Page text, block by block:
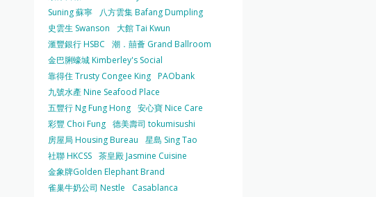
Suning 蘇寧
八方雲集 Bafang Dumpling
史雲生 Swanson
大館 Tai Kwun
滙豐銀行 HSBC
潮．囍薈 Grand Ballroom
金巴脷蠔城 Kimberley's Social
靠得住 Trusty Congee King PAObank
九號水產 Nine Seafood Place
五豐行 Ng Fung Hong 安心寶 Nice Care
彩豐 Choi Fung 德美壽司 tokumisushi
房屋局 Housing Bureau
星島 Sing Tao
社聯 HKCSS 茶皇殿 Jasmine Cuisine
金象牌Golden Elephant Brand
雀巢牛奶公司 Nestle
Casablanca